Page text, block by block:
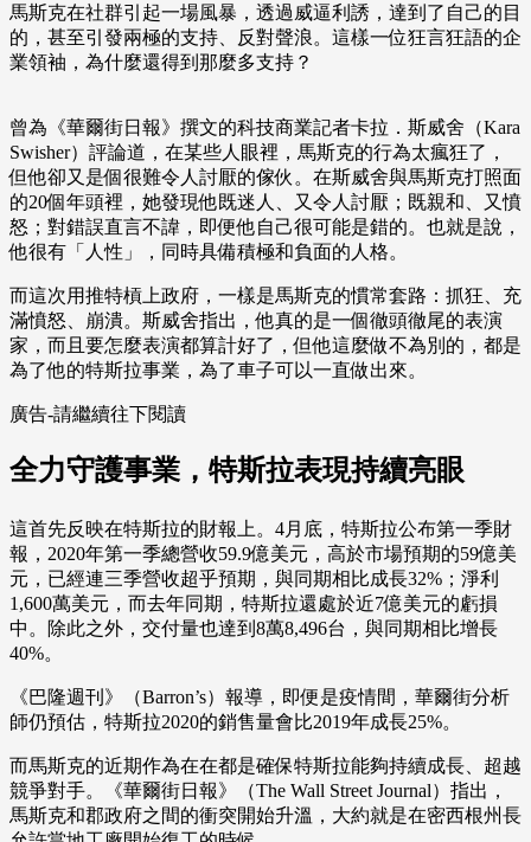
馬斯克在社群引起一場風暴，透過威逼利誘，達到了自己的目
的，甚至引發兩極的支持、反對聲浪。這樣一位狂言狂語的企
業領袖，為什麼還得到那麼多支持？
曾為《華爾街日報》撰文的科技商業記者卡拉．斯威舍（Kara
Swisher）評論道，在某些人眼裡，馬斯克的行為太瘋狂了，
但他卻又是個很難令人討厭的傢伙。在斯威舍與馬斯克打照面
的20個年頭裡，她發現他既迷人、又令人討厭；既親和、又憤
怒；對錯誤直言不諱，即便他自己很可能是錯的。也就是說，
他很有「人性」，同時具備積極和負面的人格。
而這次用推特槓上政府，一樣是馬斯克的慣常套路：抓狂、充
滿憤怒、崩潰。斯威舍指出，他真的是一個徹頭徹尾的表演
家，而且要怎麼表演都算計好了，但他這麼做不為別的，都是
為了他的特斯拉事業，為了車子可以一直做出來。
廣告-請繼續往下閱讀
全力守護事業，特斯拉表現持續亮眼
這首先反映在特斯拉的財報上。4月底，特斯拉公布第一季財
報，2020年第一季總營收59.9億美元，高於市場預期的59億美
元，已經連三季營收超乎預期，與同期相比成長32%；淨利
1,600萬美元，而去年同期，特斯拉還處於近7億美元的虧損
中。除此之外，交付量也達到8萬8,496台，與同期相比增長
40%。
《巴隆週刊》（Barron’s）報導，即便是疫情間，華爾街分析
師仍預估，特斯拉2020的銷售量會比2019年成長25%。
而馬斯克的近期作為在在都是確保特斯拉能夠持續成長、超越
競爭對手。《華爾街日報》（The Wall Street Journal）指出，
馬斯克和郡政府之間的衝突開始升溫，大約就是在密西根州長